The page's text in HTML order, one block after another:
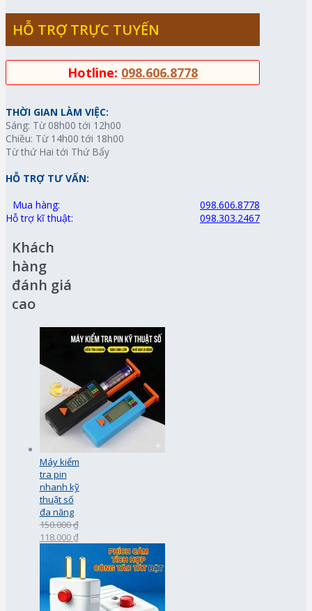
HỖ TRỢ TRỰC TUYẾN
Hotline: 098.606.8778
THỜI GIAN LÀM VIỆC:
Sáng: Từ 08h00 tới 12h00
Chiều: Từ 14h00 tới 18h00
Từ thứ Hai tới Thứ Bẩy
HỖ TRỢ TƯ VẤN:
Mua hàng:
098.606.8778
Hỗ trợ kĩ thuật:
098.303.2467
Khách
hàng
đánh giá
cao
Máy kiểm
tra pin
nhanh kỹ
thuật số
đa năng
150.000 ₫
118.000 ₫